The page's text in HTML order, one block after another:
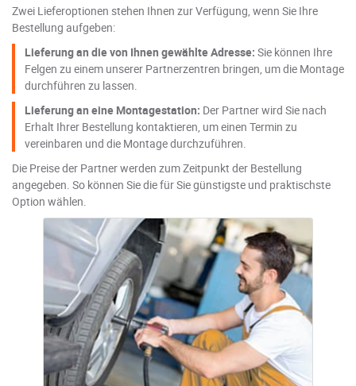
Zwei Lieferoptionen stehen Ihnen zur Verfügung, wenn Sie Ihre
Bestellung aufgeben:
Lieferung an die von Ihnen gewählte Adresse: Sie können Ihre
Felgen zu einem unserer Partnerzentren bringen, um die Montage
durchführen zu lassen.
Lieferung an eine Montagestation: Der Partner wird Sie nach
Erhalt Ihrer Bestellung kontaktieren, um einen Termin zu
vereinbaren und die Montage durchzuführen.
Die Preise der Partner werden zum Zeitpunkt der Bestellung
angegeben. So können Sie die für Sie günstigste und praktischste
Option wählen.